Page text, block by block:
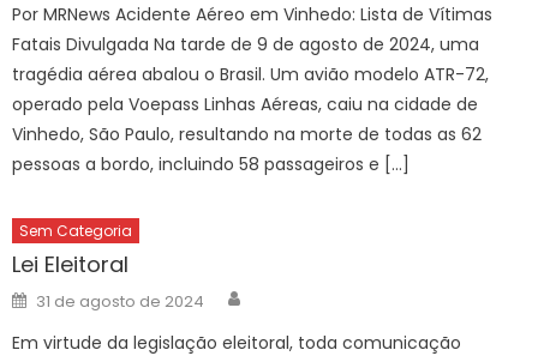
Por MRNews Acidente Aéreo em Vinhedo: Lista de Vítimas
Fatais Divulgada Na tarde de 9 de agosto de 2024, uma
tragédia aérea abalou o Brasil. Um avião modelo ATR-72,
operado pela Voepass Linhas Aéreas, caiu na cidade de
Vinhedo, São Paulo, resultando na morte de todas as 62
pessoas a bordo, incluindo 58 passageiros e […]
Sem Categoria
Lei Eleitoral
Posted
on
31 de agosto de 2024
Em virtude da legislação eleitoral, toda comunicação